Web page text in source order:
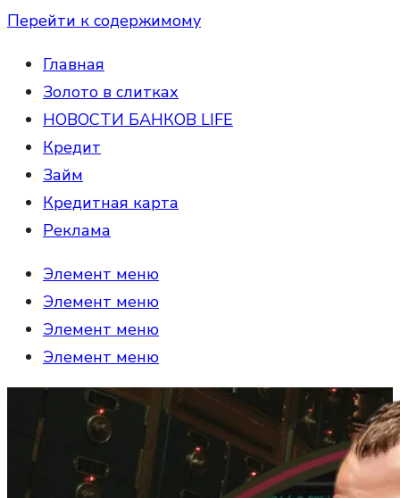
Перейти к содержимому
Главная
Золото в слитках
НОВОСТИ БАНКОВ LIFE
Кредит
Займ
Кредитная карта
Реклама
Элемент меню
Элемент меню
Элемент меню
Элемент меню